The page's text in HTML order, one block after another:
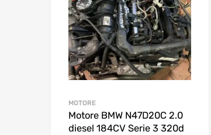
MOTORE
Motore BMW N47D20C 2.0
diesel 184CV Serie 3 320d